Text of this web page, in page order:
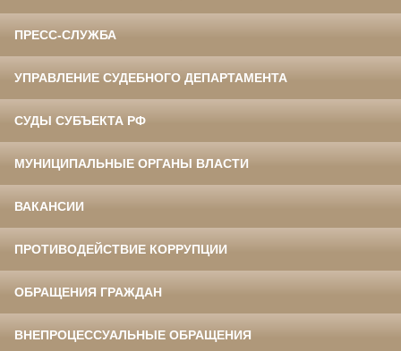
ПРЕСС-СЛУЖБА
УПРАВЛЕНИЕ СУДЕБНОГО ДЕПАРТАМЕНТА
СУДЫ СУБЪЕКТА РФ
МУНИЦИПАЛЬНЫЕ ОРГАНЫ ВЛАСТИ
ВАКАНСИИ
ПРОТИВОДЕЙСТВИЕ КОРРУПЦИИ
ОБРАЩЕНИЯ ГРАЖДАН
ВНЕПРОЦЕССУАЛЬНЫЕ ОБРАЩЕНИЯ